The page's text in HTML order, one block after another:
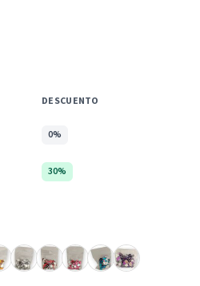
DESCUENTO
0%
30%